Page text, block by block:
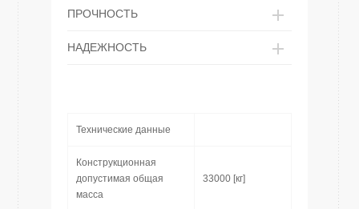
ПРОЧНОСТЬ
НАДЕЖНОСТЬ
Технические данные
Конструкционная
допустимая общая
масса
33000 [кг]